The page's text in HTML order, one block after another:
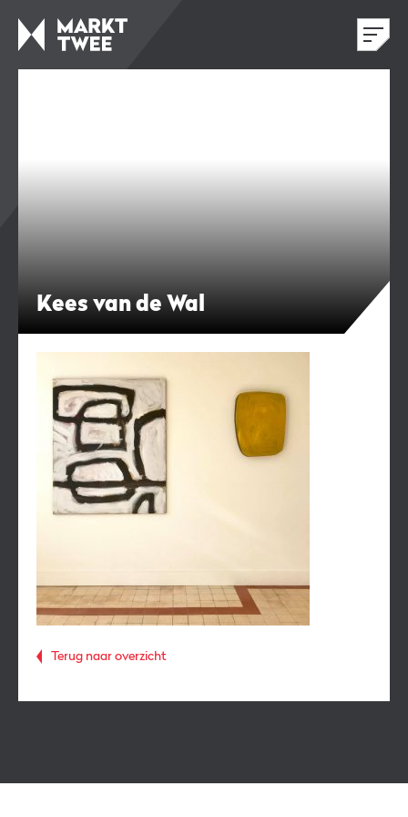
Kees van de Wal
Terug naar overzicht